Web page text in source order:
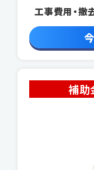
工事費用・撤
補助